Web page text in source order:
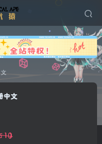
中文
10